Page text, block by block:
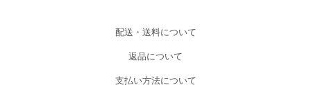
配送・送料について
返品について
支払い方法について